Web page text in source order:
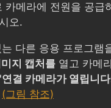
카메라에 전원을 공급
오.
다른 응용 프로그램
지 캡처를 열고 카메
'연결 카메라가 열립니
(그림 참조)